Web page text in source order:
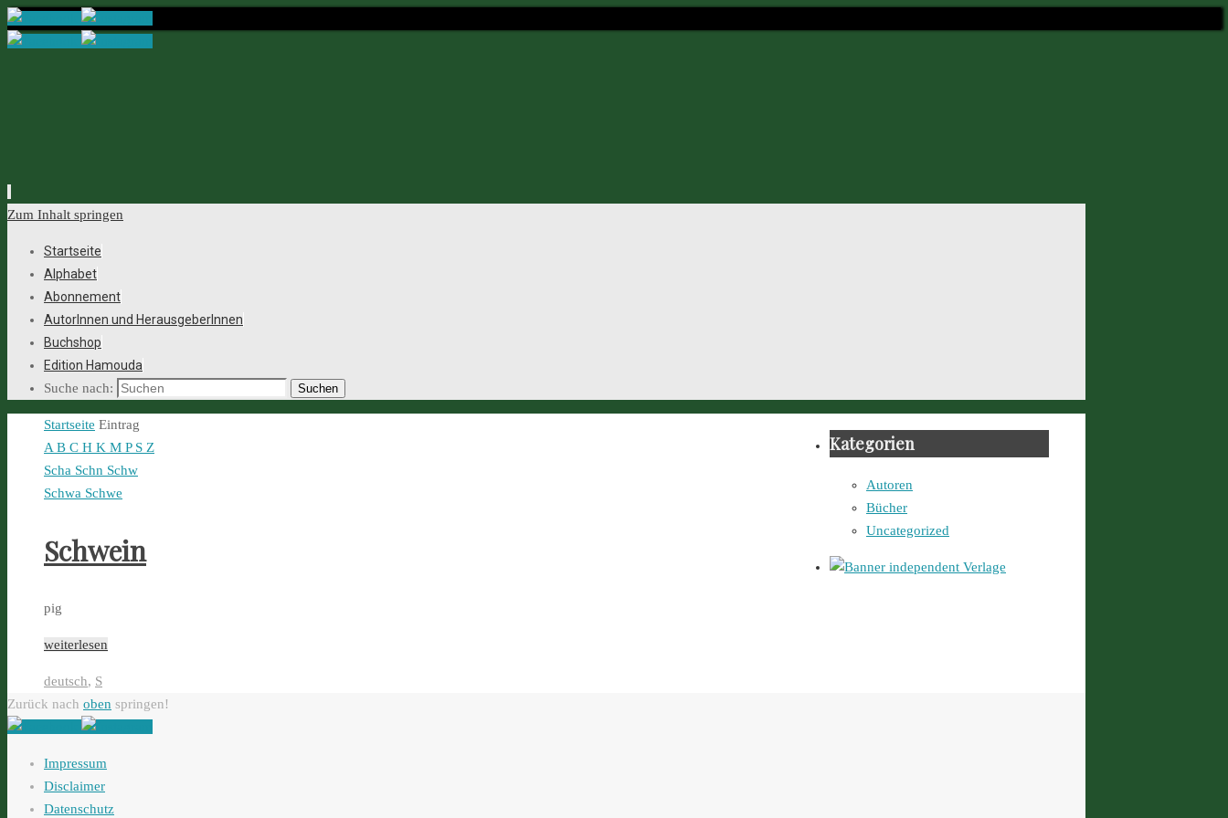
Zum Inhalt springen
Startseite
Alphabet
Abonnement
AutorInnen und HerausgeberInnen
Buchshop
Edition Hamouda
Suche nach:
Suchen
Startseite Eintrag
A B C H K M P S Z
Scha Schn Schw
Schwa Schwe
Schwein
pig
weiterlesen
deutsch, S
Kategorien
Autoren
Bücher
Uncategorized
Zurück nach oben springen!
Impressum
Disclaimer
Datenschutz